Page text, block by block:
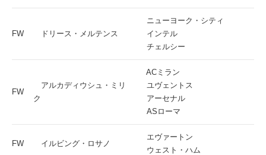
FW ドリース・メルテンス
ニューヨーク・シティ
インテル
チェルシー
FW
アルカディウシュ・ミリ
ク
ACミラン
ユヴェントス
アーセナル
ASローマ
FW イルビング・ロサノ
エヴァートン
ウェスト・ハム